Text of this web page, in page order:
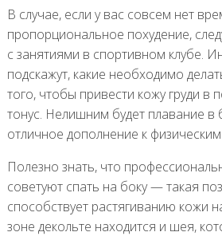
В случае, если у вас совсем нет
пропорциональное похудение,
с занятиями в спортивном клубе.
подскажут, какие необходимо
того, чтобы привести кожу груди в
тонус. Нелишним будет плавание
отличное дополнение к физическим
Полезно знать, что
советуют спать на боку — такая
способствует растягиванию кожи
зоне декольте находится и шея,